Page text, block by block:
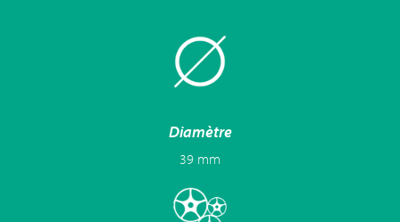
Diamètre
39 mm